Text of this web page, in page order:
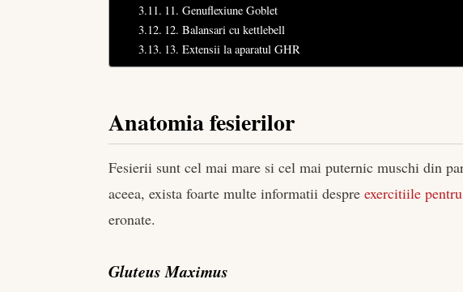
11. Genuflexiune Goblet
12. Balansari cu kettlebell
13. Extensii la aparatul GHR
Anatomia fesierilor
Fesierii sunt cel mai mare si cel mai puternic muschi din
aceea, exista foarte multe informatii despreexercitiile
eronate.
Gluteus Maximus